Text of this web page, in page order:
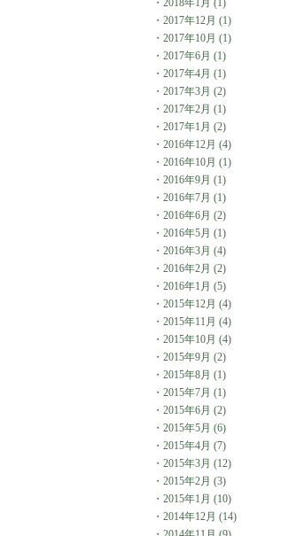
・ 2018年1月 (1)
・ 2017年12月 (1)
・ 2017年10月 (1)
・ 2017年6月 (1)
・ 2017年4月 (1)
・ 2017年3月 (2)
・ 2017年2月 (1)
・ 2017年1月 (2)
・ 2016年12月 (4)
・ 2016年10月 (1)
・ 2016年9月 (1)
・ 2016年7月 (1)
・ 2016年6月 (2)
・ 2016年5月 (1)
・ 2016年3月 (4)
・ 2016年2月 (2)
・ 2016年1月 (5)
・ 2015年12月 (4)
・ 2015年11月 (4)
・ 2015年10月 (4)
・ 2015年9月 (2)
・ 2015年8月 (1)
・ 2015年7月 (1)
・ 2015年6月 (2)
・ 2015年5月 (6)
・ 2015年4月 (7)
・ 2015年3月 (12)
・ 2015年2月 (3)
・ 2015年1月 (10)
・ 2014年12月 (14)